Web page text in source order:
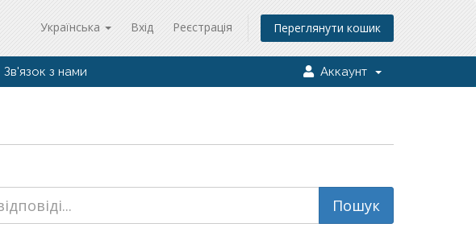
Українська Вхід Реєстрація Переглянути кошик
Зв'язок з нами Аккаунт